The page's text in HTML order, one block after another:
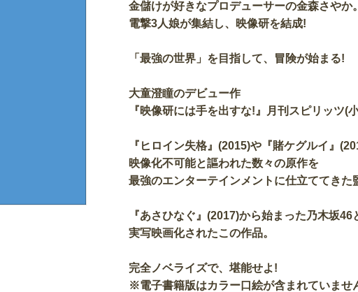
金儲けが好きなプロデューサーの金森さやか。
電撃3人娘が集結し、映像研を結成!
「最強の世界」を目指して、冒険が始まる!
大童澄瞳のデビュー作
『映像研には手を出すな!』月刊スピリッツ(
『ヒロイン失格』(2015)や『賭ケグルイ』
映像化不可能と謳われた数々の原作を
最強のエンターテインメントに仕立ててきた
『あさひなぐ』(2017)から始まった乃木坂46
実写映画化されたこの作品。
完全ノベライズで、堪能せよ!
※電子書籍版はカラー口絵が含まれていませ